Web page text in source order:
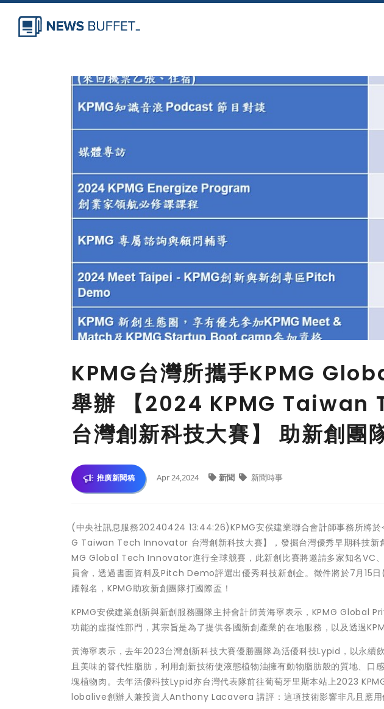
KPMG台灣所攜手KPMG
舉辦 【2024 KPMG
台灣創新科技大賽】 助新創團
推廣新聞稿 Apr 24,2024 新聞 新聞時事
(中央社訊息服務20240424 13:44:26)KPMG安侯建業聯合會計師事務所將
G Taiwan Tech Innovator 台灣創新科技大賽】，發掘台灣優秀早期科技新
MG Global Tech Innovator進行全球競賽，此新創比賽將邀請多家知名VC
員會，透過書面資料及Pitch Demo評選出優秀科技新創企。徵件將於7月15
躍報名，KPMG助攻新創團隊打國際盃！
KPMG安侯建業創新與新創服務團隊主持會計師黃海寧表示，KPMG Global
功能的虛擬性部門，其宗旨是為了提供各國新創產業的在地服務，以及透過
黃海寧表示，去年2023台灣創新科技大賽優勝團隊為活優科技Lypid，以永續
且美味的替代性脂肪，利用創新技術使液態植物油擁有動物脂肪般的質地、口
塊植物肉。去年活優科技Lypid亦台灣代表隊前往葡萄牙里斯本站上2023
lobalive創辦人兼投資人Anthony Lacavera 講評：這項技術影響非凡且應用